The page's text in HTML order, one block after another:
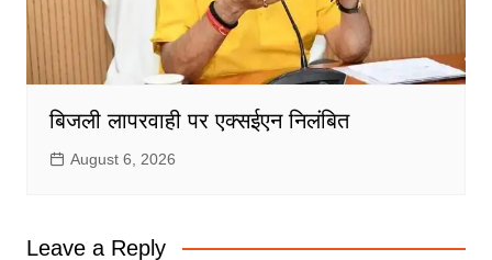
बिजली लापरवाही पर एक्सईएन निलंबित
August 6, 2026
Leave a Reply